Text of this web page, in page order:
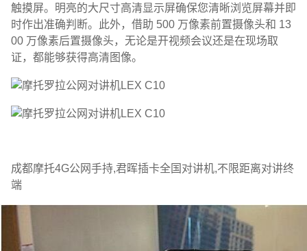
触摸屏。明亮的大尺寸高清显示屏确保您清晰浏览屏幕并即
时作出准确判断。此外，借助 500 万像素前置摄像头和 13
00 万像素后置摄像头，无论是开视频会议还是在现场取
证，都能够获得高清图像。
成都摩托4G公网手持,君晖插卡全国对讲机,不限距离对讲终
端